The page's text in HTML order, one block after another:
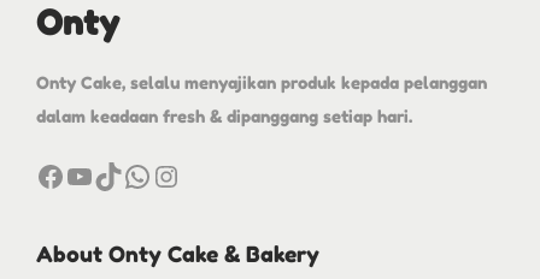
Onty
Onty Cake, selalu menyajikan produk kepada pelanggan
dalam keadaan fresh & dipanggang setiap hari.
About Onty Cake & Bakery